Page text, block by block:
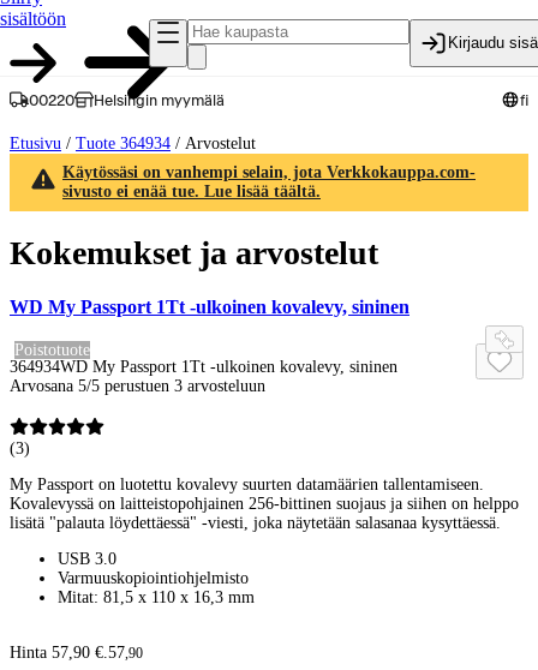
sisältöön
Kirjaudu
00220 Helsingin myymälä fi
Etusivu / Tuote 364934 / Arvostelut
Käytössäsi on vanhempi selain, jota Verkkokauppa.com-
sivusto ei enää tue. Lue lisää täältä.
Kokemukset ja arvostelut
WD My Passport 1Tt -ulkoinen kovalevy, sininen
Poistotuote
364934WD My Passport 1Tt -ulkoinen kovalevy, sininen
Arvosana 5/5 perustuen 3 arvosteluun
(3)
My Passport on luotettu kovalevy suurten datamäärien tallentamiseen.
Kovalevyssä on laitteistopohjainen 256-bittinen suojaus ja siihen on helppo
lisätä "palauta löydettäessä" -viesti, joka näytetään salasanaa kysyttäessä.
USB 3.0
Varmuuskopiointiohjelmisto
Mitat: 81,5 x 110 x 16,3 mm
Hinta 57,90 €. 57,90